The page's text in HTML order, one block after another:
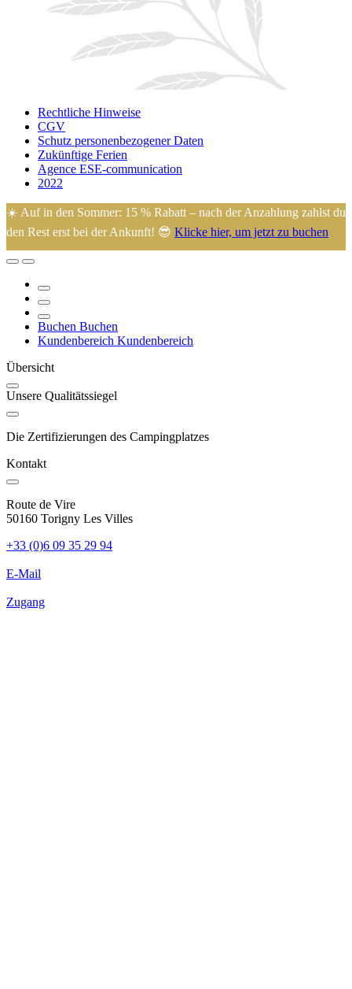
Rechtliche Hinweise
CGV
Schutz personenbezogener Daten
Zukünftige Ferien
Agence ESE-communication
2022
☀️ Auf in den Sommer: 15 % Rabatt – nach der Anzahlung zahlst du
den Rest erst bei der Ankunft! 😎 Klicke hier, um jetzt zu buchen
🙂 Eugénie und Arnaud heißen Sie auf ihrem familiengeführten
nur 45 Minuten von den meisten Sehenswürdigkeiten entfernt.
Buchen Buchen
Kundenbereich Kundenbereich
Übersicht
Unsere Qualitätssiegel
Die Zertifizierungen des Campingplatzes
Kontakt
Route de Vire
50160 Torigny Les Villes
+33 (0)6 09 35 29 94
E-Mail
Zugang